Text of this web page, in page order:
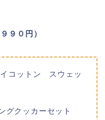
９０円）
コットン スウェッ
グクッカーセット